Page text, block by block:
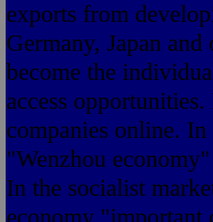
exports from
Germany, Japan
become the
access
companies online.
"Wenzhou
In the socialist
economy "important